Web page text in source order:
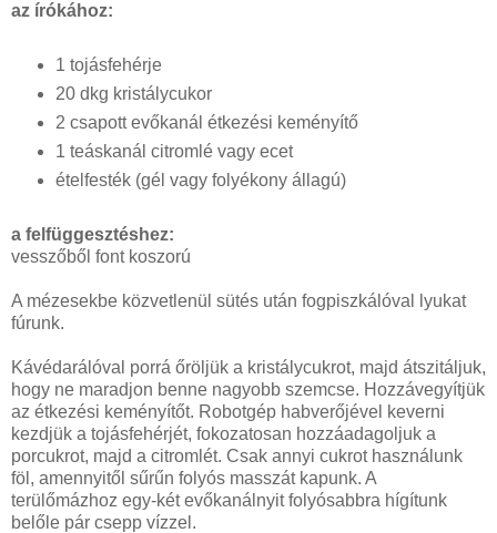
az írókához:
1 tojásfehérje
20 dkg kristálycukor
2 csapott evőkanál étkezési keményítő
1 teáskanál citromlé vagy ecet
ételfesték (gél vagy folyékony állagú)
a felfüggesztéshez:
vesszőből font koszorú
A mézesekbe közvetlenül sütés után fogpiszkálóval lyukat
fúrunk.
Kávédarálóval porrá őröljük a kristálycukrot, majd átszitáljuk,
hogy ne maradjon benne nagyobb szemcse. Hozzávegyítjük
az étkezési keményítőt. Robotgép habverőjével keverni
kezdjük a tojásfehérjét, fokozatosan hozzáadagoljuk a
porcukrot, majd a citromlét. Csak annyi cukrot használunk
föl, amennyitől sűrűn folyós masszát kapunk. A
terülőmázhoz egy-két evőkanálnyit folyósabbra hígítunk
belőle pár csepp vízzel.